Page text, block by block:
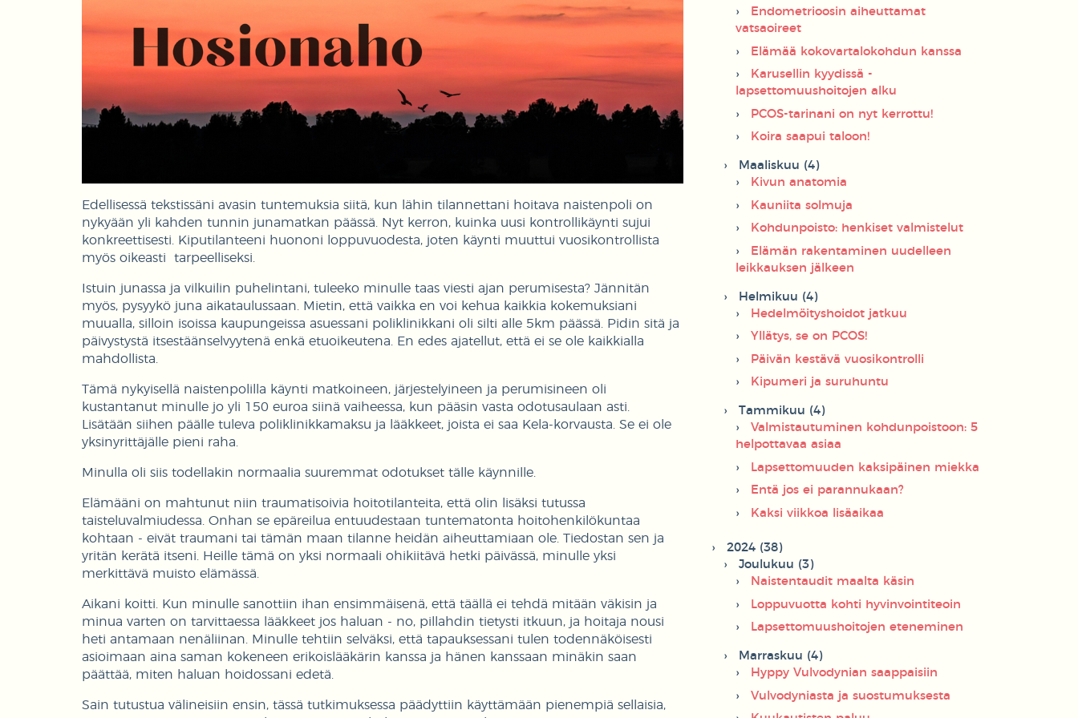
Edellisessä tekstissäni avasin tuntemuksia siitä, kun lähin tilannettani hoitava naistenpoli on
nykyään yli kahden tunnin junamatkan päässä. Nyt kerron, kuinka uusi kontrollikäynti sujui
konkreettisesti. Kiputilanteeni huononi loppuvuodesta, joten käynti muuttui vuosikontrollista
myös oikeasti tarpeelliseksi.
Istuin junassa ja vilkuilin puhelintani, tuleeko minulle taas viesti ajan perumisesta? Jännitän
myös, pysyykö juna aikataulussaan. Mietin, että vaikka en voi kehua kaikkia kokemuksiani
muualla, silloin isoissa kaupungeissa asuessani poliklinikkani oli silti alle 5km päässä. Pidin sitä ja
päivystystä itsestäänselvyytenä enkä etuoikeutena. En edes ajatellut, että ei se ole kaikkialla
mahdollista.
Tämä nykyisellä naistenpolilla käynti matkoineen, järjestelyineen ja perumisineen oli
kustantanut minulle jo yli 150 euroa siinä vaiheessa, kun pääsin vasta odotusaulaan asti.
Lisätään siihen päälle tuleva poliklinikkamaksu ja lääkkeet, joista ei saa Kela-korvausta. Se ei ole
yksinyrittäjälle pieni raha.
Minulla oli siis todellakin normaalia suuremmat odotukset tälle käynnille.
Elämääni on mahtunut niin traumatisoivia hoitotilanteita, että olin lisäksi tutussa
taisteluvalmiudessa. Onhan se epäreilua entuudestaan tuntematonta hoitohenkilökuntaa
kohtaan - eivät traumani tai tämän maan tilanne heidän aiheuttamiaan ole. Tiedostan sen ja
yritän kerätä itseni. Heille tämä on yksi normaali ohikiitävä hetki päivässä, minulle yksi
merkittävä muisto elämässä.
Aikani koitti. Kun minulle sanottiin ihan ensimmäisenä, että täällä ei tehdä mitään väkisin ja
minua varten on tarvittaessa lääkkeet jos haluan - no, pillahdin tietysti itkuun, ja hoitaja nousi
heti antamaan nenäliinan. Minulle tehtiin selväksi, että tapauksessani tulen todennäköisesti
asioimaan aina saman kokeneen erikoislääkärin kanssa ja hänen kanssaan minäkin saan
päättää, miten haluan hoidossani edetä.
Sain tutustua välineisiin ensin, tässä tutkimuksessa päädyttiin käyttämään pienempiä sellaisia,
Endometrioosin aiheuttamat
vatsaoireet
Elämää kokovartalokohdun kanssa
Karusellin kyydissä -
lapsettomuushoitojen alku
PCOS-tarinani on nyt kerrottu!
Koira saapui taloon!
Maaliskuu (4)
Kivun anatomia
Kauniita solmuja
Kohdunpoisto: henkiset valmistelut
Elämän rakentaminen uudelleen
leikkauksen jälkeen
Helmikuu (4)
Hedelmöityshoidot jatkuu
Yllätys, se on PCOS!
Päivän kestävä vuosikontrolli
Kipumeri ja suruhuntu
Tammikuu (4)
Valmistautuminen kohdunpoistoon: 5
helpottavaa asiaa
Lapsettomuuden kaksipäinen miekka
Entä jos ei parannukaan?
Kaksi viikkoa lisäaikaa
2024 (38)
Joulukuu (3)
Naistentaudit maalta käsin
Loppuvuotta kohti hyvinvointiteoin
Lapsettomuushoitojen eteneminen
Marraskuu (4)
Hyppy Vulvodynian saappaisiin
Vulvodyniasta ja suostumuksesta